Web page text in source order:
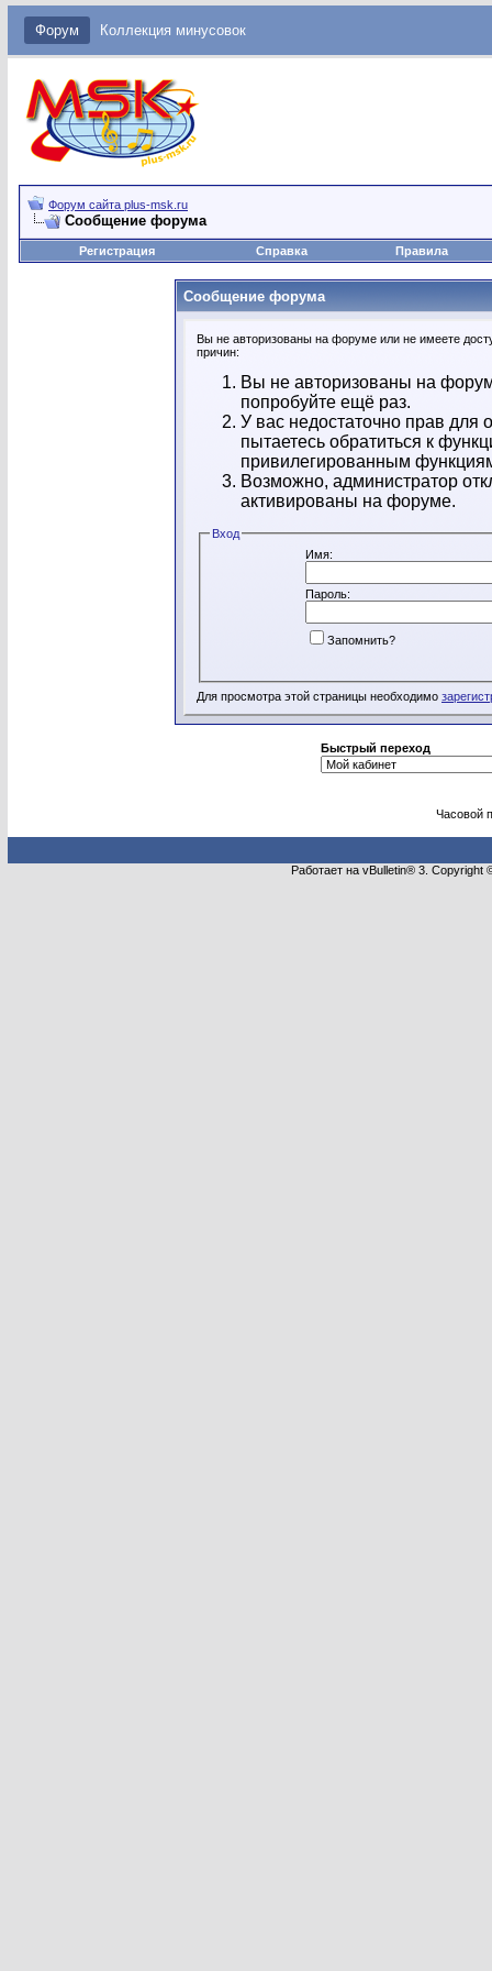
Форум Коллекция минусовок
Форум сайта plus-msk.ru
Сообщение форума
Регистрация Справка Правила
Сообщение форума
Вы не авторизованы на форуме или не имеете
причин:
Вы не авторизованы на
попробуйте ещё раз.
У вас недостаточно прав
пытаетесь обратиться к
привилегированным
Возможно, администратор
активированы на форуме.
Вход
Имя:
Пароль:
Запомнить?
Для просмотра этой страницы необходимо
Быстрый переход
Часовой
Работает на vBulletin® 3.